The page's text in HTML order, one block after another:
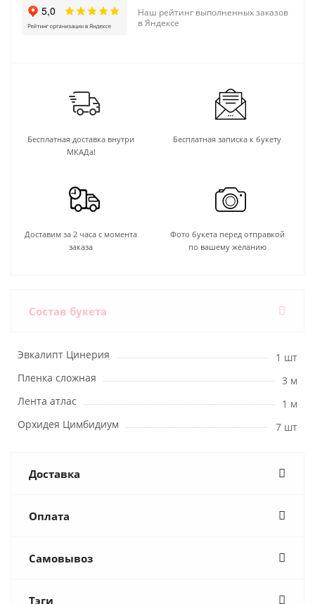
Наш рейтинг выполненных заказов
в Яндексе
Бесплатная доставка внутри
МКАДа!
Бесплатная записка к букету
Доставим за 2 часа с момента
заказа
Фото букета перед отправкой
по вашему желанию
Состав букета
Эвкалипт Цинерия
1 шт
Пленка сложная
3 м
Лента атлас
1 м
Орхидея Цимбидиум
7 шт
Доставка
Оплата
Самовывоз
Тэги